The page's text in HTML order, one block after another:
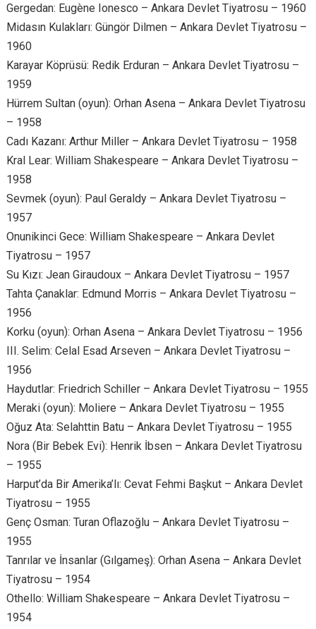
Gergedan: Eugène Ionesco – Ankara Devlet Tiyatrosu – 1960
Midasın Kulakları: Güngör Dilmen – Ankara Devlet Tiyatrosu –
1960
Karayar Köprüsü: Redik Erduran – Ankara Devlet Tiyatrosu –
1959
Hürrem Sultan (oyun): Orhan Asena – Ankara Devlet Tiyatrosu
– 1958
Cadı Kazanı: Arthur Miller – Ankara Devlet Tiyatrosu – 1958
Kral Lear: William Shakespeare – Ankara Devlet Tiyatrosu –
1958
Sevmek (oyun): Paul Geraldy – Ankara Devlet Tiyatrosu –
1957
Onunikinci Gece: William Shakespeare – Ankara Devlet
Tiyatrosu – 1957
Su Kızı: Jean Giraudoux – Ankara Devlet Tiyatrosu – 1957
Tahta Çanaklar: Edmund Morris – Ankara Devlet Tiyatrosu –
1956
Korku (oyun): Orhan Asena – Ankara Devlet Tiyatrosu – 1956
III. Selim: Celal Esad Arseven – Ankara Devlet Tiyatrosu –
1956
Haydutlar: Friedrich Schiller – Ankara Devlet Tiyatrosu – 1955
Meraki (oyun): Moliere – Ankara Devlet Tiyatrosu – 1955
Oğuz Ata: Selahttin Batu – Ankara Devlet Tiyatrosu – 1955
Nora (Bir Bebek Evi): Henrik İbsen – Ankara Devlet Tiyatrosu
– 1955
Harput’da Bir Amerika’lı: Cevat Fehmi Başkut – Ankara Devlet
Tiyatrosu – 1955
Genç Osman: Turan Oflazoğlu – Ankara Devlet Tiyatrosu –
1955
Tanrılar ve İnsanlar (Gılgameş): Orhan Asena – Ankara Devlet
Tiyatrosu – 1954
Othello: William Shakespeare – Ankara Devlet Tiyatrosu –
1954